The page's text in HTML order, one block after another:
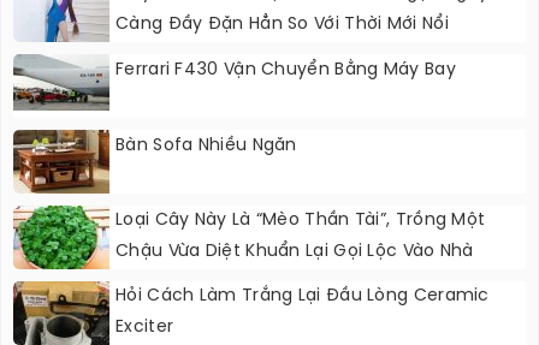
Càng Đầy Đặn Hẳn So Với Thời Mới Nổi
Ferrari F430 Vận Chuyển Bằng Máy Bay
Bàn Sofa Nhiều Ngăn
Loại Cây Này Là “mèo Thần Tài”, Trồng Một
Chậu Vừa Diệt Khuẩn Lại Gọi Lộc Vào Nhà
Hỏi Cách Làm Trắng Lại Đầu Lòng Ceramic
Exciter